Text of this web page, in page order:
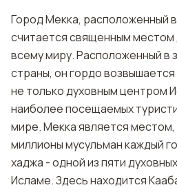
Город Мекка, расположенный
считается священным местом
всему миру. Расположенный в
страны, он гордо
не только духовным центром
наиболее посещаемых
мире. Мекка является
миллионы мусульман каждый
хаджа - одной из пяти
Исламе. Здесь находится